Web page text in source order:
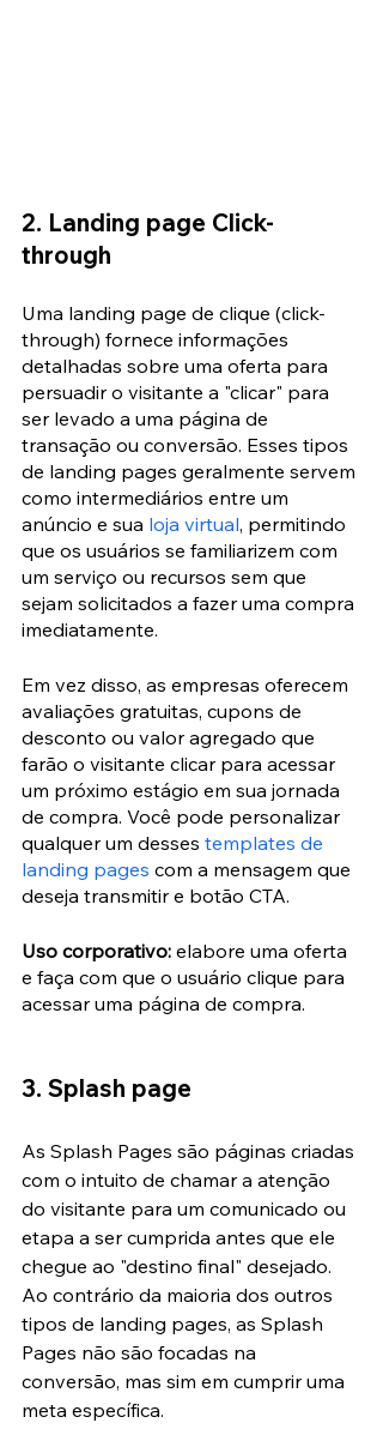
2. Landing page Click-
through
Uma landing page de clique (click-
through) fornece informações
detalhadas sobre uma oferta para
persuadir o visitante a "clicar" para
ser levado a uma página de
transação ou conversão. Esses tipos
de landing pages geralmente servem
como intermediários entre um
anúncio e sua loja virtual, permitindo
que os usuários se familiarizem com
um serviço ou recursos sem que
sejam solicitados a fazer uma compra
imediatamente.
Em vez disso, as empresas oferecem
avaliações gratuitas, cupons de
desconto ou valor agregado que
farão o visitante clicar para acessar
um próximo estágio em sua jornada
de compra. Você pode personalizar
qualquer um desses templates de
landing pages com a mensagem que
deseja transmitir e botão CTA.
Uso corporativo: elabore uma oferta
e faça com que o usuário clique para
acessar uma página de compra.
3. Splash page
As Splash Pages são páginas criadas
com o intuito de chamar a atenção
do visitante para um comunicado ou
etapa a ser cumprida antes que ele
chegue ao "destino final" desejado.
Ao contrário da maioria dos outros
tipos de landing pages, as Splash
Pages não são focadas na
conversão, mas sim em cumprir uma
meta específica.